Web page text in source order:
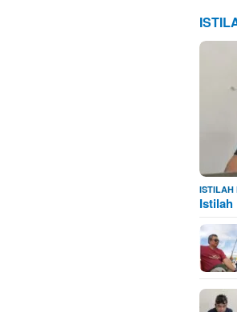
ISTILAH
Istilah